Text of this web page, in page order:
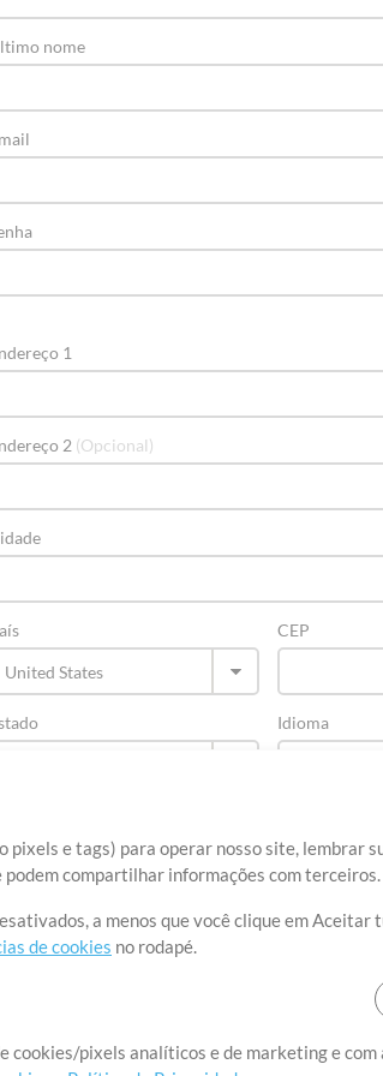
e tags) para operar nosso site, lembrar
compartilhar informações com terceiros.
a menos que você clique em
de cookies no rodapé.
cookies/pixels analíticos e de marketing e
nome
1
2 (Opcional)
CEP
Idioma
Termos de Uso Política de Privacidade